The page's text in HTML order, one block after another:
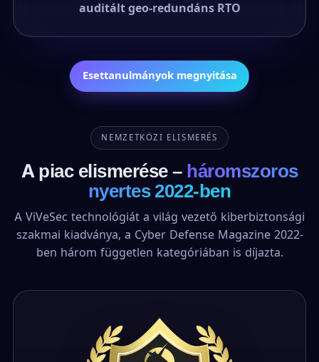
auditált geo-redundáns RTO
Esettanulmányok megnyitása
NEMZETKÖZI ELISMERÉS
A piac elismerése – háromszoros
nyertes 2022-ben
A ViVeSec technológiát a világ vezető kiberbiztonsági
szakmai kiadványa, a Cyber Defense Magazine 2022-
ben három független kategóriában is díjazta.